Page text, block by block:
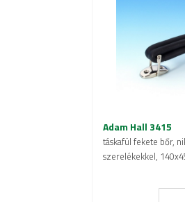
Adam Hall 3415
táskafül fekete bőr,
szerelékekkel,